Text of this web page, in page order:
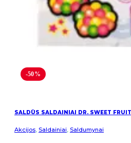
-50%
SALDŪS SALDAINIAI DR. SWEET
Akcijos, Saldainiai, Saldumynai